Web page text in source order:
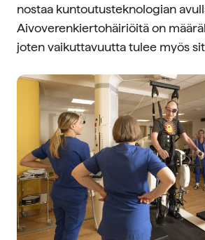
nostaa kuntoutusteknologian
Aivoverenkiertohäiriöitä on
joten vaikuttavuutta tulee myös